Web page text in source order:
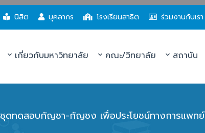
นิสิต บุคลากร โรงเรียนสาธิต ร่วมงานกับเรา
เกี่ยวกับมหาวิทยาลัย คณะ/วิทยาลัย สถาบัน
ชุดทดสอบกัญชา-กัญชง เพื่อประโยชน์ทางการแพทย์